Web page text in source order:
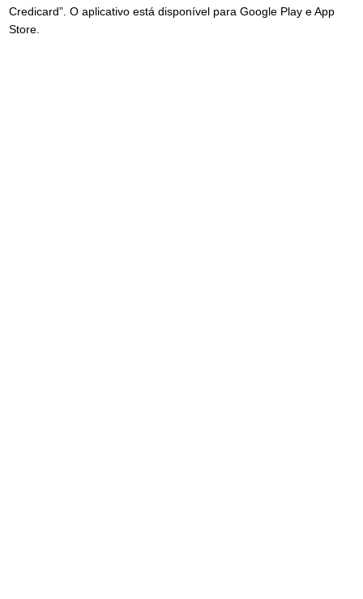
Credicard”. O aplicativo está disponível para Google Play e App
Store.